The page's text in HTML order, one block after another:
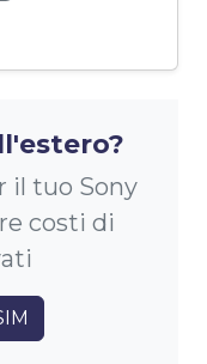
il tuo Sony
costi di